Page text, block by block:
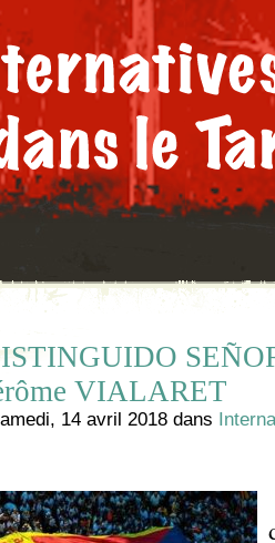
VIALARET
14 avril 2018 dans